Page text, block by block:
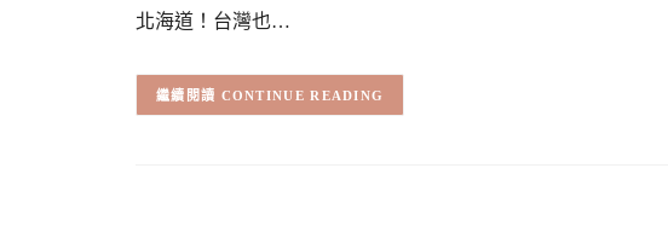
北海道！台灣也…
CONTINUE READING